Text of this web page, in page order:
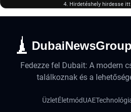
4. Hirdetéshely hirdesse
DubaiNewsGroup
Fedezze fel Dubait: A modern
találkoznak és a
ÜzletÉletmódUAE